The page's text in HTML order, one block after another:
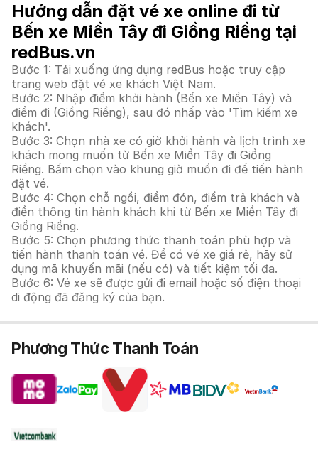
Hướng dẫn đặt vé xe online đi từ
Bến xe Miền Tây đi Giồng Riềng tại
redBus.vn
Bước 1: Tải xuống ứng dụng redBus hoặc truy cập
trang web đặt vé xe khách Việt Nam.
Bước 2: Nhập điểm khởi hành (Bến xe Miền Tây) và
điểm đi (Giồng Riềng), sau đó nhấp vào 'Tìm kiếm xe
khách'.
Bước 3: Chọn nhà xe có giờ khởi hành và lịch trình xe
khách mong muốn từ Bến xe Miền Tây đi Giồng
Riềng. Bấm chọn vào khung giờ muốn đi để tiến hành
đặt vé.
Bước 4: Chọn chỗ ngồi, điểm đón, điểm trả khách và
điền thông tin hành khách khi từ Bến xe Miền Tây đi
Giồng Riềng.
Bước 5: Chọn phương thức thanh toán phù hợp và
tiến hành thanh toán vé. Để có vé xe giá rẻ, hãy sử
dụng mã khuyến mãi (nếu có) và tiết kiệm tối đa.
Bước 6: Vé xe sẽ được gửi đi email hoặc số điện thoại
di động đã đăng ký của bạn.
Phương Thức Thanh Toán